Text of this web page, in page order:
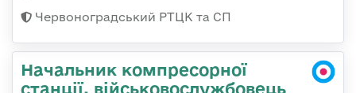
Червоноградський РТЦК та СП
Начальник компресорної
станції, військовослужбовець